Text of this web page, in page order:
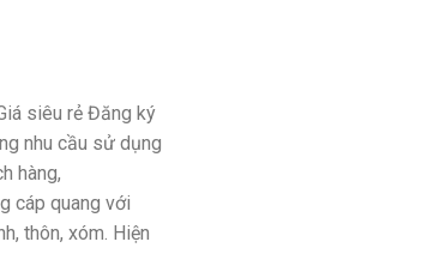
siêu rẻ Đăng ký
nhu cầu sử dụng
hàng,
cáp quang với
thôn, xóm. Hiện